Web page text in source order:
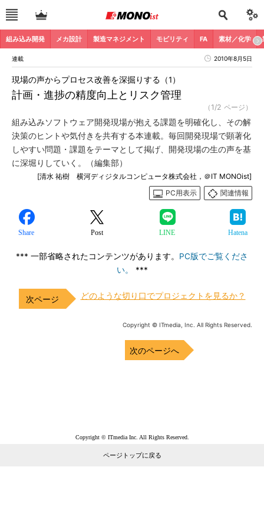
組み込み開発 メカ設計 製造マネジメント モビリティ FA 素材／化学
連載 2010年8月5日
計画・進捗の精度向上とリスク管理
現場の声からプロセス改善を深掘りする（1）
（1/2 ページ）
組み込みソフトウェア開発現場が抱える課題を明確化し、その解
決策のヒントや気付きを共有する本連載。毎回開発現場で顕著化
しやすい問題・課題をテーマとして掲げ、開発現場の生の声を基
に深堀りしていく。（編集部）
[清水 祐樹 横河ディジタルコンピュータ株式会社，＠IT MONOist]
PC用表示
関連情報
Share Post LINE Hatena
*** 一部省略されたコンテンツがあります。 PC版でご覧くださ
い。
***
どのような切り口でプロジェクトを見るか？
Copyright © ITmedia, Inc. All Rights Reserved.
次のページへ
Copyright © ITmedia Inc. All Rights Reserved.
ページトップに戻る